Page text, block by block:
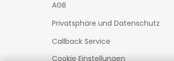
AGB
Privatsphäre und Datenschutz
Callback Service
Cookie Einstellungen